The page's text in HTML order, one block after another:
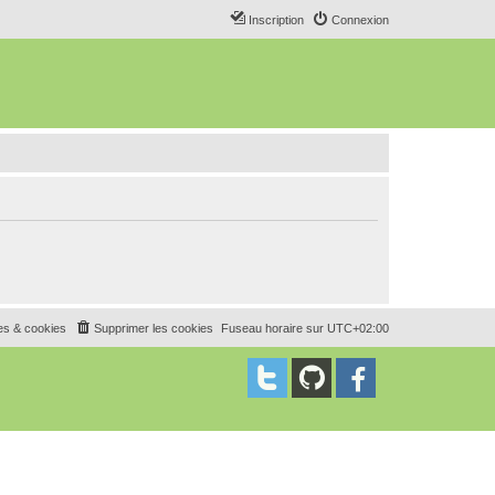
Connexion
Inscription
Fuseau horaire sur UTC+02:00
Supprimer les cookies
& cookies